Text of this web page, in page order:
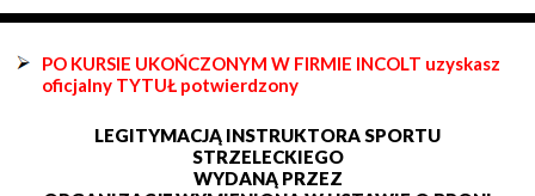
PO KURSIE UKOŃCZONYM W FIRMIE INCOLT uzyskasz
oficjalny TYTUŁ potwierdzony
LEGITYMACJĄ INSTRUKTORA SPORTU
STRZELECKIEGO
WYDANĄ PRZEZ